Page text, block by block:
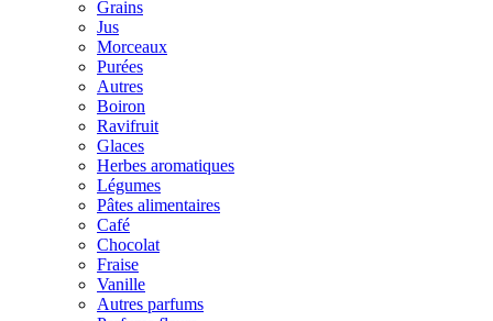
Grains
Jus
Morceaux
Purées
Autres
Boiron
Ravifruit
Glaces
Herbes aromatiques
Légumes
Pâtes alimentaires
Café
Chocolat
Fraise
Vanille
Autres parfums